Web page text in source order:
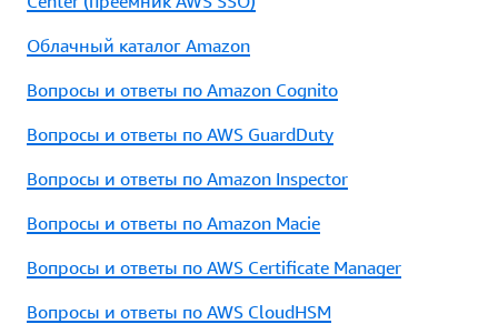
Облачный каталог Amazon
Вопросы и ответы по Amazon Cognito
Вопросы и ответы по AWS GuardDuty
Вопросы и ответы по Amazon Inspector
Вопросы и ответы по Amazon Macie
Вопросы и ответы по AWS Certificate Manager
Вопросы и ответы по AWS CloudHSM